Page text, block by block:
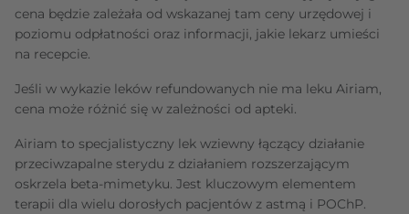
cena będzie zależała od wskazanej tam ceny urzędowej i
poziomu odpłatności oraz informacji, jakie lekarz umieści
na recepcie.
Jeśli w wykazie leków refundowanych nie ma leku Airiam,
cena może różnić się w zależności od apteki.
Airiam to specjalistyczny lek wziewny łączący działanie
przeciwzapalne sterydu z działaniem rozszerzającym
oskrzela beta-mimetyku. Jest kluczowym elementem
terapii dla wielu dorosłych pacjentów z astmą i POChP.